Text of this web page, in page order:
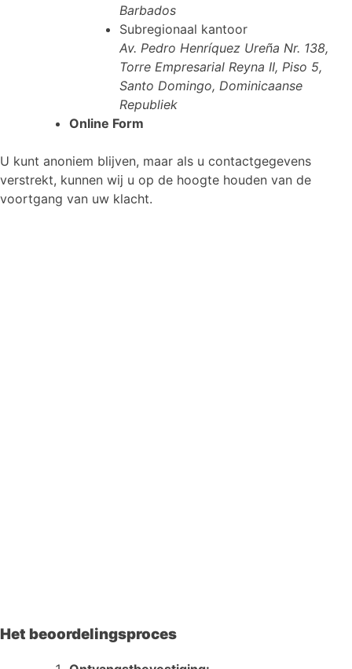
Barbados
Subregionaal kantoor
Av. Pedro Henríquez Ureña Nr. 138,
Torre Empresarial Reyna II, Piso 5,
Santo Domingo, Dominicaanse
Republiek
Online Form
U kunt anoniem blijven, maar als u contactgegevens
verstrekt, kunnen wij u op de hoogte houden van de
voortgang van uw klacht.
Het beoordelingsproces